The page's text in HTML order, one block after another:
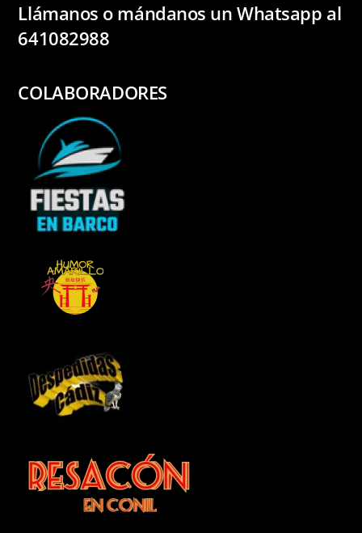
Llámanos o mándanos un Whatsapp al
641082988
COLABORADORES